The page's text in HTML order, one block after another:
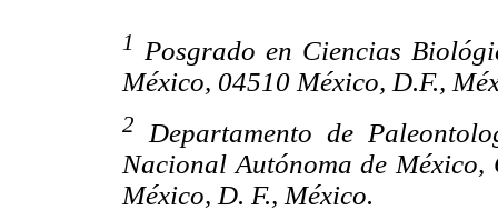
1
Posgrado en Ciencias
México, 04510 México, D.F.,
2
Departamento de
Nacional Autónoma de
México, D. F., México.